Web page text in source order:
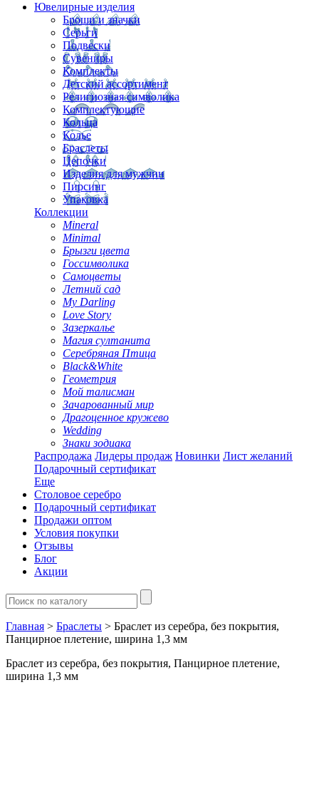
Ювелирные изделия
Броши и значки
Серьги
Подвески
Сувениры
Комплекты
Детский ассортимент
Религиозная символика
Комплектующие
Кольца
Колье
Браслеты
Цепочки
Изделия для мужчин
Пирсинг
Упаковка
Коллекции
Mineral
Minimal
Брызги цвета
Госсимволика
Самоцветы
Летний сад
My Darling
Love Story
Зазеркалье
Магия султанита
Серебряная Птица
Black&White
Геометрия
Мой талисман
Зачарованный мир
Драгоценное кружево
Wedding
Знаки зодиака
Распродажа Лидеры продаж Новинки Лист желаний
Подарочный сертификат
Еще
Столовое серебро
Подарочный сертификат
Продажи оптом
Условия покупки
Отзывы
Блог
Акции
Главная > Браслеты > Браслет из серебра, без покрытия,
Панцирное плетение, ширина 1,3 мм
Браслет из серебра, без покрытия, Панцирное плетение,
ширина 1,3 мм